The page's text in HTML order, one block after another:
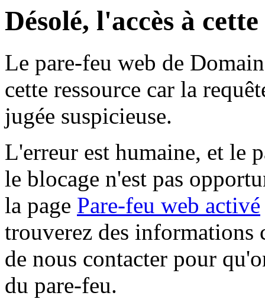
Désolé, l'accès à
Le pare-feu web de
cette ressource car la
jugée suspicieuse.
L'erreur est humaine, et le
le blocage n'est pas
la page Pare-feu web activé
trouverez des informations
de nous contacter pour
du pare-feu.